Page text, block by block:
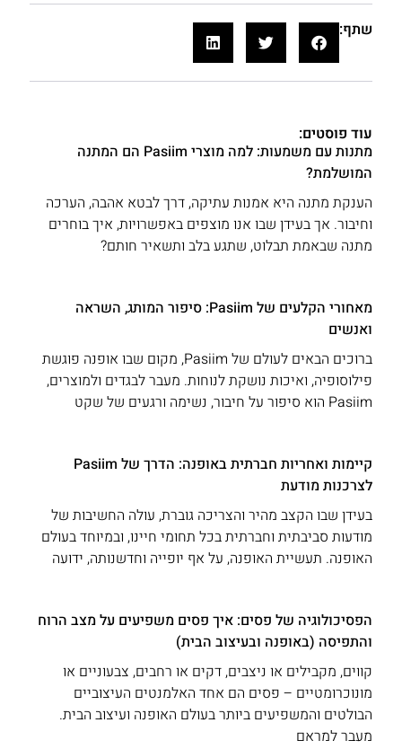
שתף:
עוד פוסטים:
מתנות עם משמעות: למה מוצרי Pasiim הם המתנה
המושלמת?
הענקת מתנה היא אמנות עתיקה, דרך לבטא אהבה, הערכה
וחיבור. אך בעידן שבו אנו מוצפים באפשרויות, איך בוחרים
מתנה שבאמת תבלוט, שתגע בלב ותשאיר חותם?
מאחורי הקלעים של Pasiim: סיפור המותג, השראה
ואנשים
ברוכים הבאים לעולם של Pasiim, מקום שבו אופנה פוגשת
פילוסופיה, ואיכות נושקת לנוחות. מעבר לבגדים ולמוצרים,
Pasiim הוא סיפור על חיבור, נשימה ורגעים של שקט
קיימות ואחריות חברתית באופנה: הדרך של Pasiim
לצרכנות מודעת
בעידן שבו הקצב מהיר והצריכה גוברת, עולה החשיבות של
מודעות סביבתית וחברתית בכל תחומי חיינו, ובמיוחד בעולם
האופנה. תעשיית האופנה, על אף יופייה וחדשנותה, ידועה
הפסיכולוגיה של פסים: איך פסים משפיעים על מצב הרוח
והתפיסה (באופנה ובעיצוב הבית)
קווים, מקבילים או ניצבים, דקים או רחבים, צבעוניים או
מונוכרומטיים – פסים הם אחד האלמנטים העיצוביים
הבולטים והמשפיעים ביותר בעולם האופנה ועיצוב הבית.
מעבר למראם